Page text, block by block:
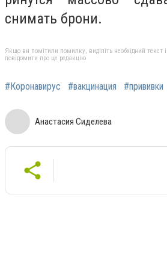
снимать брони.
Якщо ви помітили помилку, виділіть необхідний текст
повідомити про це редакцію
#Коронавирус #вакцинация #прививки
Анастасия Сиделева